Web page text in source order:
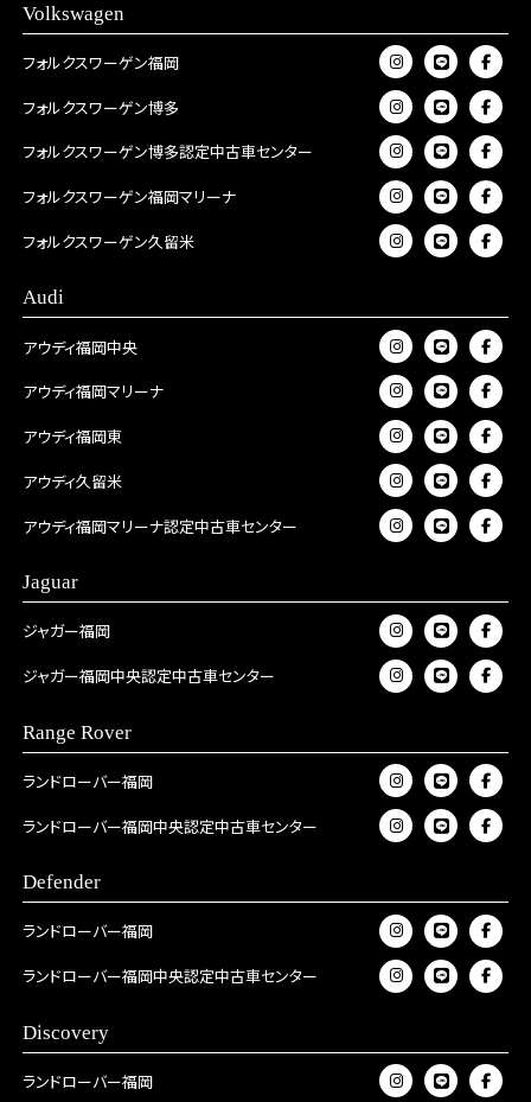
Volkswagen
フォルクスワーゲン福岡
フォルクスワーゲン博多
フォルクスワーゲン博多認定中古車センター
フォルクスワーゲン福岡マリーナ
フォルクスワーゲン久留米
Audi
アウディ福岡中央
アウディ福岡マリーナ
アウディ福岡東
アウディ久留米
アウディ福岡マリーナ認定中古車センター
Jaguar
ジャガー福岡
ジャガー福岡中央認定中古車センター
Range Rover
ランドローバー福岡
ランドローバー福岡中央認定中古車センター
Defender
ランドローバー福岡
ランドローバー福岡中央認定中古車センター
Discovery
ランドローバー福岡